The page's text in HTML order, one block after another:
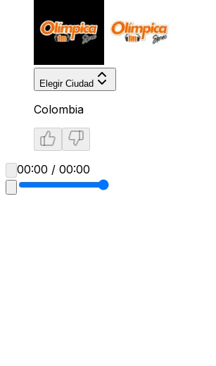
Elegir Ciudad
Colombia
00:00 / 00:00